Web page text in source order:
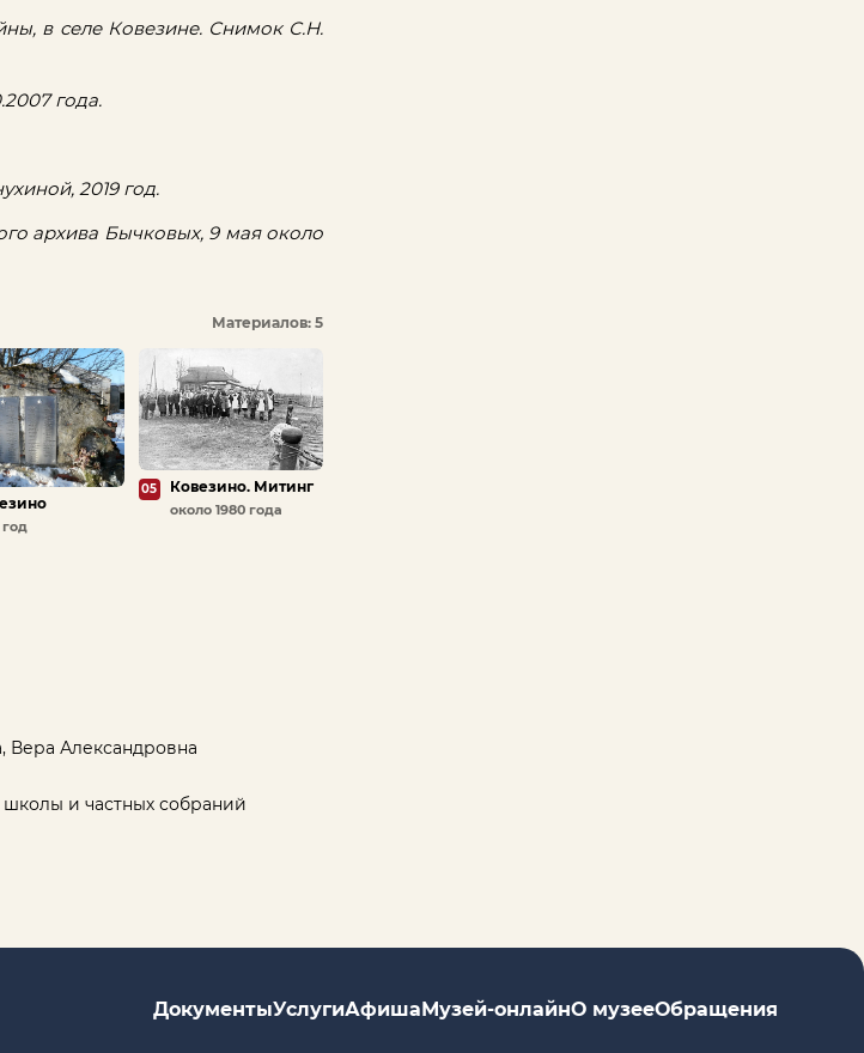
в селе Ковезине. Снимок С.Н.
года.
2019 год.
архива Бычковых, 9 мая около
Материалов: 5
год
05 Ковезино. Митинг
около 1980 года
Вера Александровна
и частных собраний
ДокументыУслугиАфишаМузей-онлайнО музееОбращения